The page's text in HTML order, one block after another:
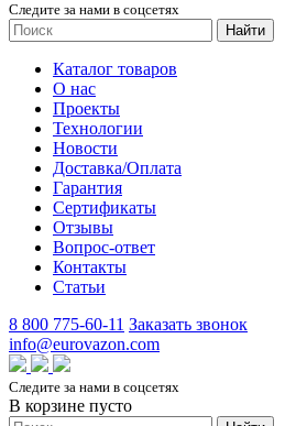
Следите за нами в соцсетях
Найти
Каталог товаров
О нас
Проекты
Технологии
Новости
Доставка/Оплата
Гарантия
Сертификаты
Отзывы
Вопрос-ответ
Контакты
Статьи
8 800 775-60-11 Заказать звонок
info@eurovazon.com
Следите за нами в соцсетях
В корзине пусто